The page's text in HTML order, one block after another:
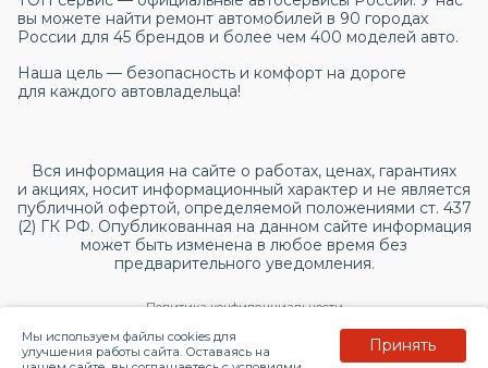
вы можете найти ремонт автомобилей в 90 городах
России для 45 брендов и более чем 400 моделей авто.
Наша цель — безопасность и комфорт на дороге
для каждого автовладельца!
Вся информация на сайте о работах, ценах, гарантиях
и акциях, носит информационный характер и не является
публичной офертой, определяемой положениями ст. 437
(2) ГК РФ. Опубликованная на данном сайте информация
может быть изменена в любое время без
предварительного уведомления.
Политика конфиденциальности
Согласие на обработку персональных данных
Мы используем файлы cookies для
улучшения работы сайта. Оставаясь на
Принять